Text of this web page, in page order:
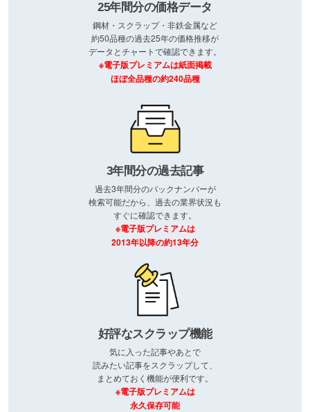
25年間分の価格データ
鋼材・スクラップ・非鉄金属など
約50品種の過去25年の価格推移が
データとチャートで確認できます。
※電子版プレミアムは紙面掲載
ほぼ全品種の約240品種
3年間分の過去記事
過去3年間分のバックナンバーが
検索可能だから、過去の業界状況も
すぐに確認できます。
※電子版プレミアムは
2013年以降の約13年分
好評なスクラップ機能
気に入った記事やあとで
読みたい記事をスクラップして、
まとめておく機能が便利です。
※電子版プレミアムは
永久保存可能